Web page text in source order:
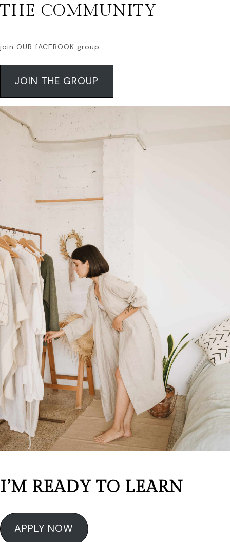
THE COMMUNITY
join OUR fACEBOOK group
JOIN THE GROUP
I’M READY TO LEARN
APPLY NOW